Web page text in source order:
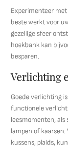
Experimenteer
beste werkt voor
gezellige sfeer
hoekbank kan
besparen.
Verlichting
Goede verlichting
functionele
leesmomenten,
lampen of
kussens, plaids,